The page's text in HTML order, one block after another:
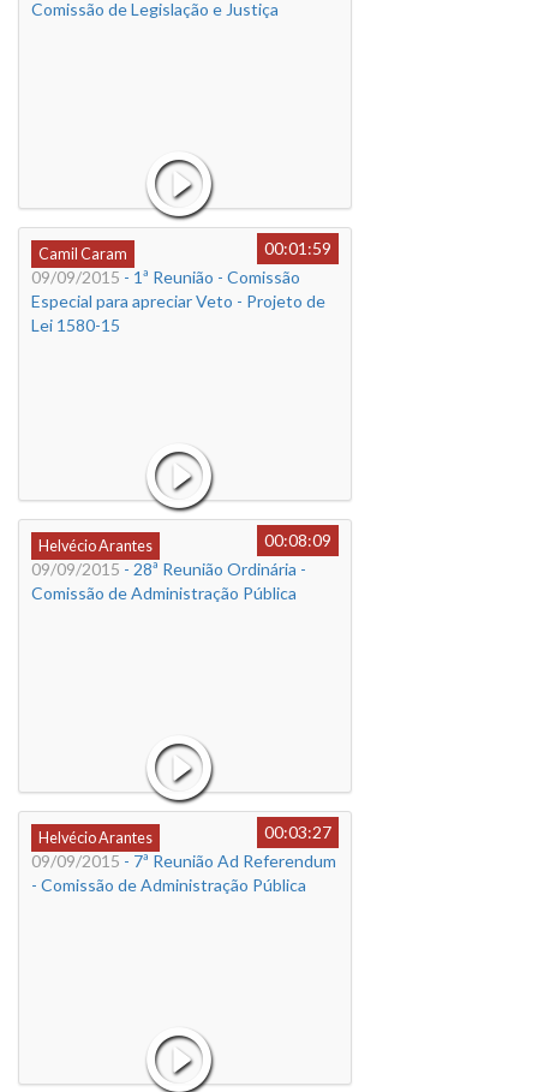
Comissão de Legislação e Justiça
Camil Caram
00:01:59
09/09/2015 - 1ª Reunião - Comissão
Especial para apreciar Veto - Projeto de
Lei 1580-15
Helvécio Arantes
00:08:09
09/09/2015 - 28ª Reunião Ordinária -
Comissão de Administração Pública
Helvécio Arantes
00:03:27
09/09/2015 - 7ª Reunião Ad Referendum
- Comissão de Administração Pública